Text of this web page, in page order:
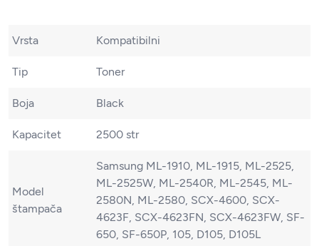
Vrsta Kompatibilni
Tip Toner
Boja Black
Kapacitet 2500 str
Model
štampača
Samsung ML-1910, ML-1915, ML-2525,
ML-2525W, ML-2540R, ML-2545, ML-
2580N, ML-2580, SCX-4600, SCX-
4623F, SCX-4623FN, SCX-4623FW, SF-
650, SF-650P, 105, D105, D105L